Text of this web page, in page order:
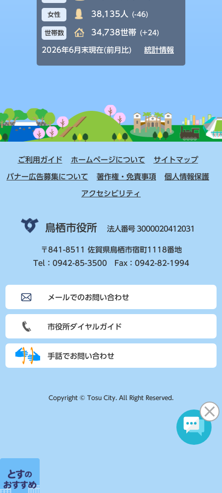
女性 38,135人 (-46)
世帯数 34,738世帯 (+24)
2026年6月末現在(前月比) 統計情報
ご利用ガイド ホームページについて サイトマップ
バナー広告募集について 著作権・免責事項 個人情報保護
アクセシビリティ
鳥栖市役所 法人番号 3000020412031
〒841-8511 佐賀県鳥栖市宿町1118番地
Tel：0942-85-3500 Fax：0942-82-1994
メールでのお問い合わせ
市役所ダイヤルガイド
手話でお問い合わせ
Copyright © Tosu City. All Right Reserved.